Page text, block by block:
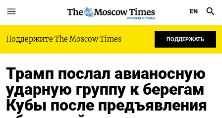
РУССКАЯ СЛУЖБА
EN
Поддержите The Moscow Times ПОДДЕРЖАТЬ
Трамп послал авианосную
ударную группу к берегам
Кубы после предъявления